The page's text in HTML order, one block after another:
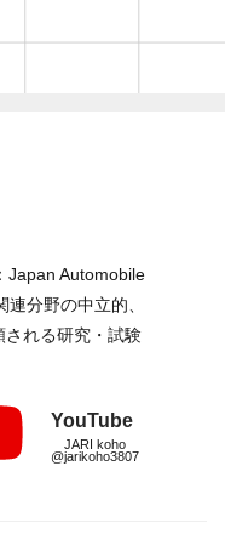
Japan Automobile
分野の中立的、
される研究・試験
YouTube
JARI koho
@jarikoho3807